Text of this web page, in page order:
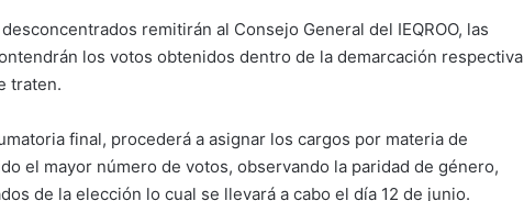
remitirán al Consejo General del IEQROO, las
los votos obtenidos dentro de la demarcación respectiva
traten.
final, procederá a asignar los cargos por materia de
el mayor número de votos, observando la paridad de género,
de la elección lo cual se llevará a cabo el día 12 de junio.